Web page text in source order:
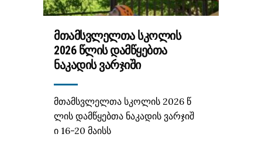
ᲛᲗᲐᲛᲡᲕᲚᲔᲚᲗᲐ ᲡᲙᲝᲚᲘᲡ
2026 ᲬᲚᲘᲡ ᲓᲐᲛᲬᲧᲔᲑᲗᲐ
ᲜᲐᲙᲐᲓᲘᲡ ᲕᲐᲠᲯᲘᲨᲘ
მთამსვლელთა სკოლის 2026 წ
ლის დამწყებთა ნაკადის ვარჯიშ
ი 16-20 მაისს